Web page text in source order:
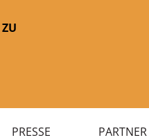
PRESSE PARTNER